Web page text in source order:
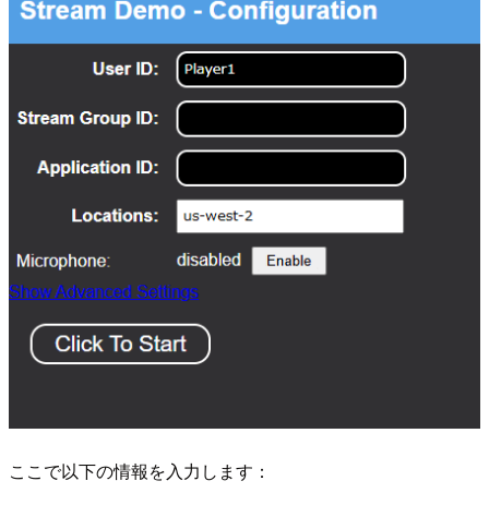
ここで以下の情報を入力します：